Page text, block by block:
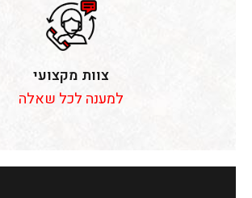
צוות מקצועי
למענה לכל שאלה